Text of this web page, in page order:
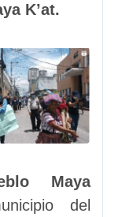
K’at.
Maya
del